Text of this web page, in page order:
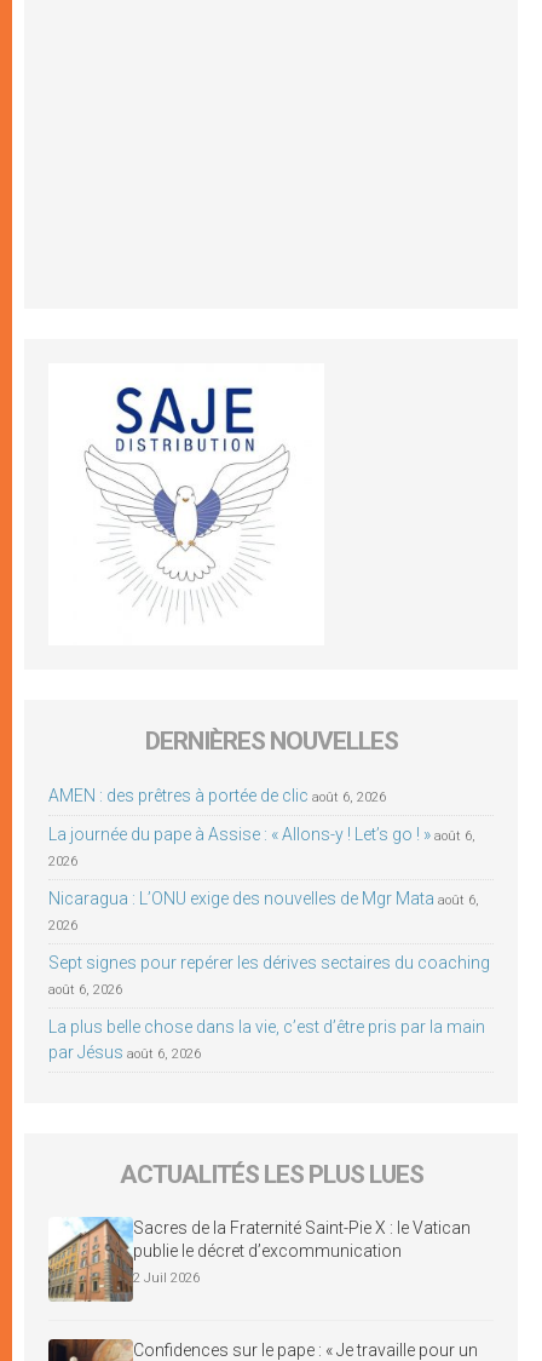
DERNIÈRES NOUVELLES
AMEN : des prêtres à portée de clic août 6, 2026
La journée du pape à Assise : « Allons-y ! Let’s go ! » août 6,
2026
Nicaragua : L’ONU exige des nouvelles de Mgr Mata août 6,
2026
Sept signes pour repérer les dérives sectaires du coaching
août 6, 2026
La plus belle chose dans la vie, c’est d’être pris par la main
par Jésus août 6, 2026
ACTUALITÉS LES PLUS LUES
Sacres de la Fraternité Saint-Pie X : le Vatican
publie le décret d’excommunication
2 Juil 2026
Confidences sur le pape : « Je travaille pour un